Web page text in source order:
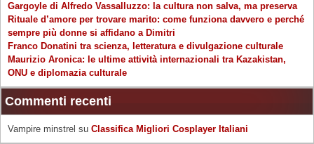
Gargoyle di Alfredo Vassalluzzo: la cultura non salva, ma preserva
Rituale d’amore per trovare marito: come funziona davvero e perché
sempre più donne si affidano a Dimitri
Franco Donatini tra scienza, letteratura e divulgazione culturale
Maurizio Aronica: le ultime attività internazionali tra Kazakistan,
ONU e diplomazia culturale
Commenti recenti
Vampire minstrel su Classifica Migliori Cosplayer Italiani